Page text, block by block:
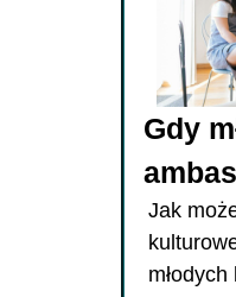
Gdy
Jak